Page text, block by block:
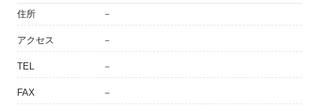
住所 －
アクセス －
TEL －
FAX －